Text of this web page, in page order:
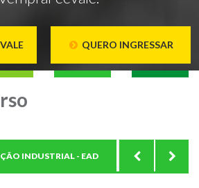
QUERO INGRESSAR
INDUSTRIAL - EAD